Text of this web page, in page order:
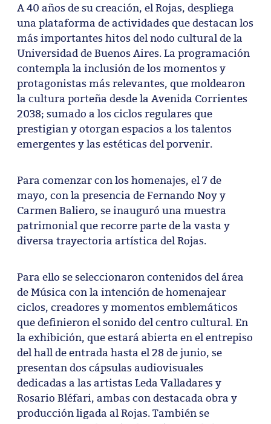
A 40 años de su creación, el Rojas, despliega
una plataforma de actividades que destacan los
más importantes hitos del nodo cultural de la
Universidad de Buenos Aires. La programación
contempla la inclusión de los momentos y
protagonistas más relevantes, que moldearon
la cultura porteña desde la Avenida Corrientes
2038; sumado a los ciclos regulares que
prestigian y otorgan espacios a los talentos
emergentes y las estéticas del porvenir.
Para comenzar con los homenajes, el 7 de
mayo, con la presencia de Fernando Noy y
Carmen Baliero, se inauguró una muestra
patrimonial que recorre parte de la vasta y
diversa trayectoria artística del Rojas.
Para ello se seleccionaron contenidos del área
de Música con la intención de homenajear
ciclos, creadores y momentos emblemáticos
que definieron el sonido del centro cultural. En
la exhibición, que estará abierta en el entrepiso
del hall de entrada hasta el 28 de junio, se
presentan dos cápsulas audiovisuales
dedicadas a las artistas Leda Valladares y
Rosario Bléfari, ambas con destacada obra y
producción ligada al Rojas. También se